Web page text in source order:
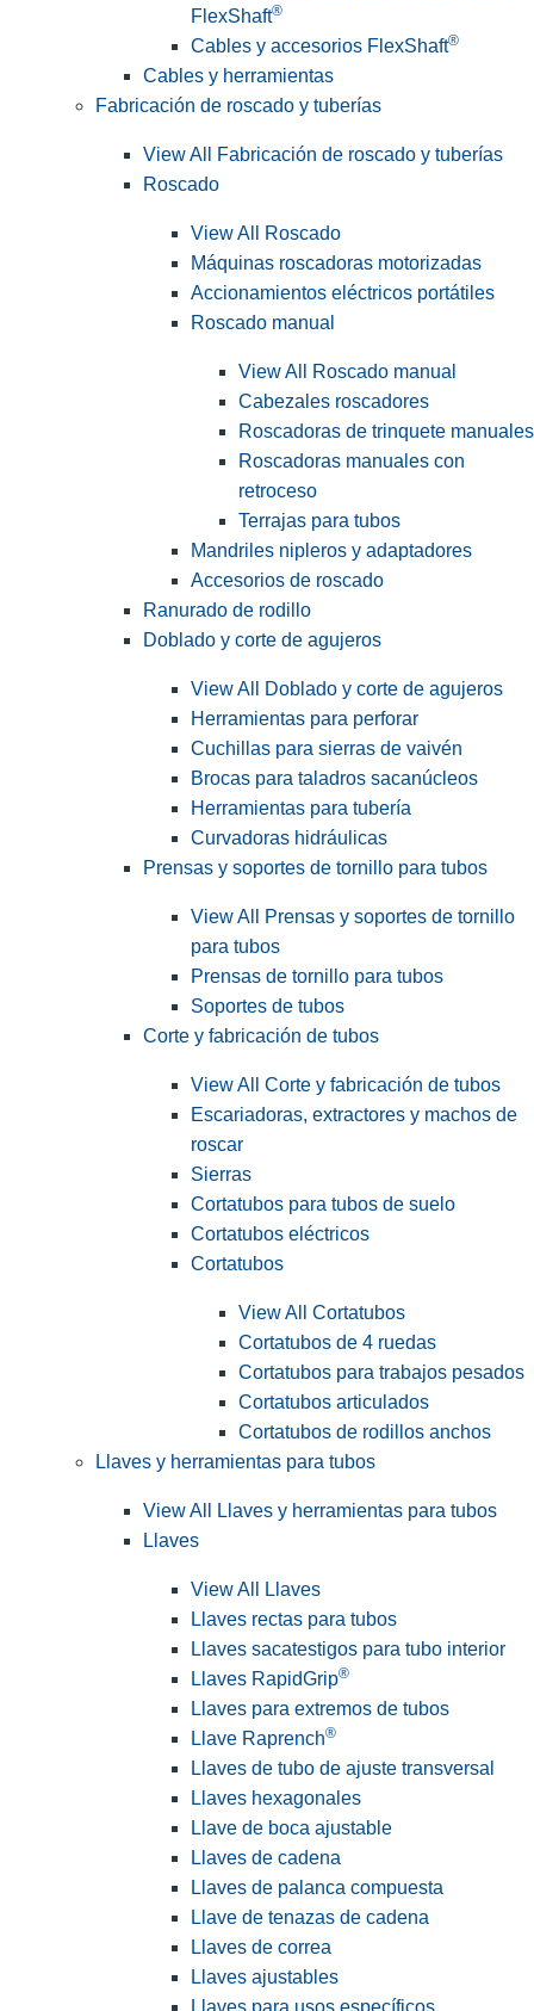
FlexShaft®
Cables y accesorios FlexShaft®
Cables y herramientas
Fabricación de roscado y tuberías
View All Fabricación de roscado y tuberías
Roscado
View All Roscado
Máquinas roscadoras motorizadas
Accionamientos eléctricos portátiles
Roscado manual
View All Roscado manual
Cabezales roscadores
Roscadoras de trinquete manuales
Roscadoras manuales con
retroceso
Terrajas para tubos
Mandriles nipleros y adaptadores
Accesorios de roscado
Ranurado de rodillo
Doblado y corte de agujeros
View All Doblado y corte de agujeros
Herramientas para perforar
Cuchillas para sierras de vaivén
Brocas para taladros sacanúcleos
Herramientas para tubería
Curvadoras hidráulicas
Prensas y soportes de tornillo para tubos
View All Prensas y soportes de tornillo
para tubos
Prensas de tornillo para tubos
Soportes de tubos
Corte y fabricación de tubos
View All Corte y fabricación de tubos
Escariadoras, extractores y machos de
roscar
Sierras
Cortatubos para tubos de suelo
Cortatubos eléctricos
Cortatubos
View All Cortatubos
Cortatubos de 4 ruedas
Cortatubos para trabajos pesados
Cortatubos articulados
Cortatubos de rodillos anchos
Llaves y herramientas para tubos
View All Llaves y herramientas para tubos
Llaves
View All Llaves
Llaves rectas para tubos
Llaves sacatestigos para tubo interior
Llaves RapidGrip®
Llaves para extremos de tubos
Llave Raprench®
Llaves de tubo de ajuste transversal
Llaves hexagonales
Llave de boca ajustable
Llaves de cadena
Llaves de palanca compuesta
Llave de tenazas de cadena
Llaves de correa
Llaves ajustables